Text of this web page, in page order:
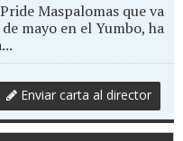
Maspalomas que va
mayo en el Yumbo, ha
Enviar carta al director